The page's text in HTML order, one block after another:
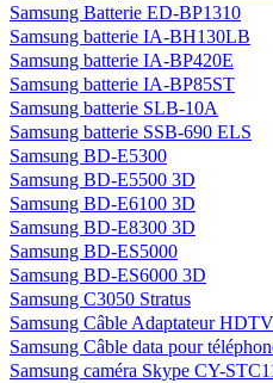
Samsung Batterie ED-BP1310
Samsung batterie IA-BH130LB
Samsung batterie IA-BP420E
Samsung batterie IA-BP85ST
Samsung batterie SLB-10A
Samsung batterie SSB-690 ELS
Samsung BD-E5300
Samsung BD-E5500 3D
Samsung BD-E6100 3D
Samsung BD-E8300 3D
Samsung BD-ES5000
Samsung BD-ES6000 3D
Samsung C3050 Stratus
Samsung Câble Adaptateur
Samsung Câble data pour
Samsung caméra Skype CY-